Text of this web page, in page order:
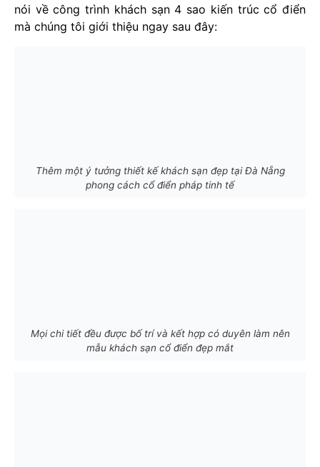
nói về công trình khách sạn 4 sao kiến trúc cổ điển
mà chúng tôi giới thiệu ngay sau đây:
Thêm một ý tưởng thiết kế khách sạn đẹp tại Đà Nẵng
phong cách cổ điển pháp tinh tế
Mọi chi tiết đều được bố trí và kết hợp có duyên làm nên
mẫu khách sạn cổ điển đẹp mắt